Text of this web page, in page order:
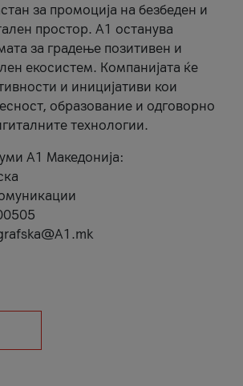
за промоција на безбеден и
простор. А1 останува
за градење позитивен и
екосистем. Компанијата ќе
и иницијативи кои
образование и одговорно
технологии.
А1 Македонија: